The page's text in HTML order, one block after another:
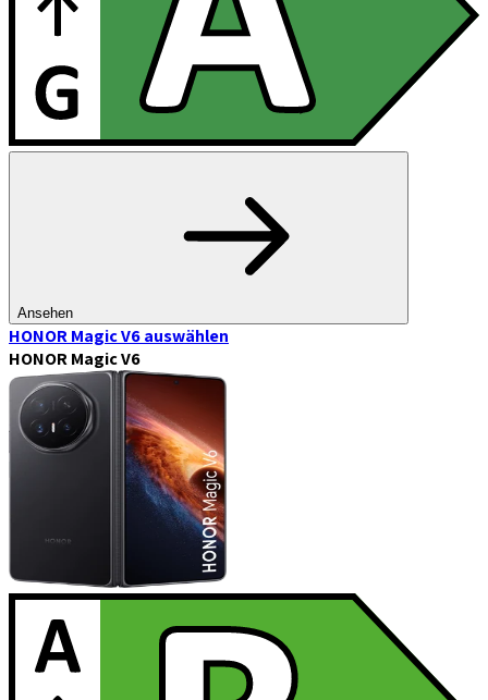
Ansehen
HONOR Magic V6auswählen
HONOR Magic V6